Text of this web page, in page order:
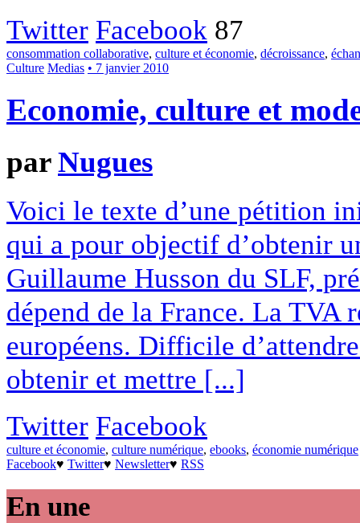
Twitter Facebook 87
consommation collaborative, culture et économie, décroissance,
Culture Medias • 7 janvier 2010
Economie, culture et
parNugues
Voici le texte d’une pétition
qui a pour objectif d’obtenir
Guillaume Husson du SLF,
dépend de la France. La TVA
européens. Difficile
obtenir et mettre [...]
Twitter Facebook
culture et économie, culture numérique, ebooks, économie numérique
Facebook♥ Twitter♥ Newsletter♥ RSS
En une